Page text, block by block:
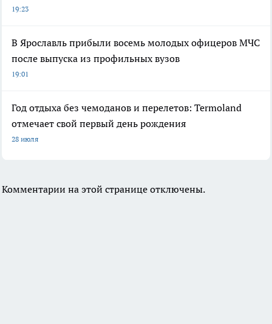
19:23
В Ярославль прибыли восемь молодых офицеров МЧС
после выпуска из профильных вузов
19:01
Год отдыха без чемоданов и перелетов: Termoland
отмечает свой первый день рождения
28 июля
Комментарии на этой странице отключены.